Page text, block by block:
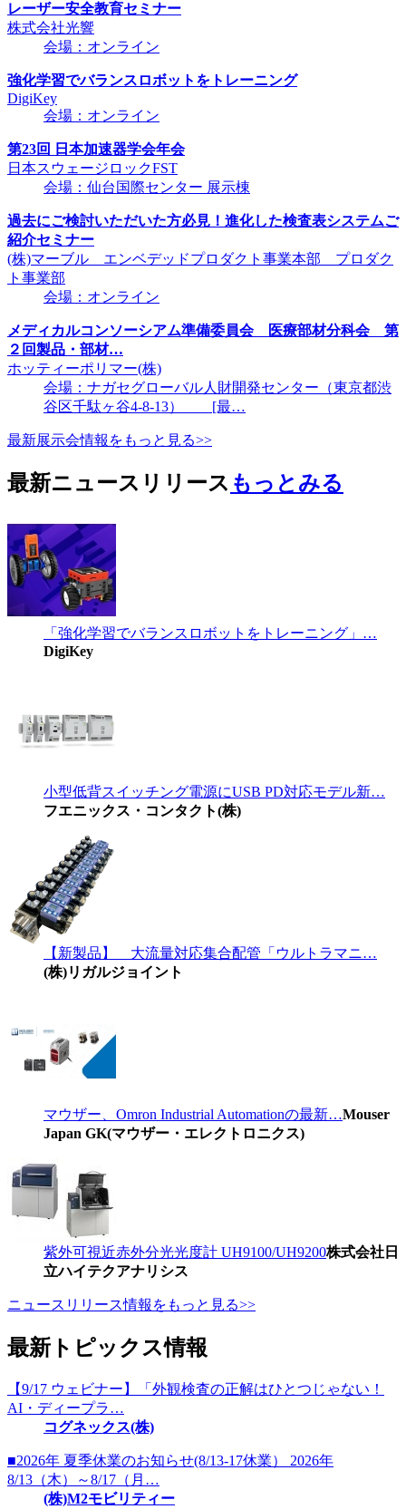
レーザー安全教育セミナー
株式会社光響
会場：オンライン
強化学習でバランスロボットをトレーニング
DigiKey
会場：オンライン
第23回 日本加速器学会年会
日本スウェージロックFST
会場：仙台国際センター 展示棟
過去にご検討いただいた方必見！進化した検査表システムご
紹介セミナー
(株)マーブル エンベデッドプロダクト事業本部 プロダク
ト事業部
会場：オンライン
メディカルコンソーシアム準備委員会 医療部材分科会 第
２回製品・部材…
ホッティーポリマー(株)
会場：ナガセグローバル人財開発センター（東京都渋
谷区千駄ヶ谷4-8-13） [最…
最新展示会情報をもっと見る>>
最新ニュースリリース もっとみる
「強化学習でバランスロボットをトレーニング」…
DigiKey
小型低背スイッチング電源にUSB PD対応モデル新…
フエニックス・コンタクト(株)
【新製品】 大流量対応集合配管「ウルトラマニ…
(株)リガルジョイント
マウザー、Omron Industrial Automationの最新…Mouser
Japan GK(マウザー・エレクトロニクス)
紫外可視近赤外分光光度計 UH9100/UH9200株式会社日
立ハイテクアナリシス
ニュースリリース情報をもっと見る>>
最新トピックス情報
【9/17 ウェビナー】「外観検査の正解はひとつじゃない！
AI・ディープラ…
コグネックス(株)
■2026年 夏季休業のお知らせ(8/13-17休業） 2026年
8/13（木）～8/17（月…
(株)M2モビリティー